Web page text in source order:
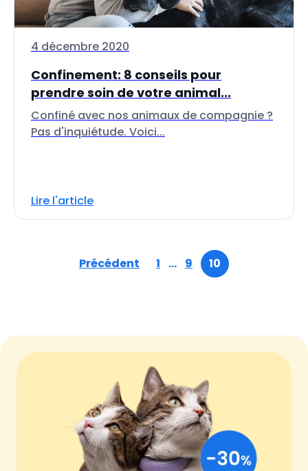
4 décembre 2020
Confinement: 8 conseils pour
prendre soin de votre animal...
Confiné avec nos animaux de compagnie ?
Pas d'inquiétude. Voici...
Lire l'article
Précédent 1 … 9 10